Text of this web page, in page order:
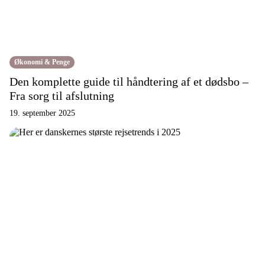
Økonomi & Penge
Den komplette guide til håndtering af et dødsbo –
Fra sorg til afslutning
19. september 2025